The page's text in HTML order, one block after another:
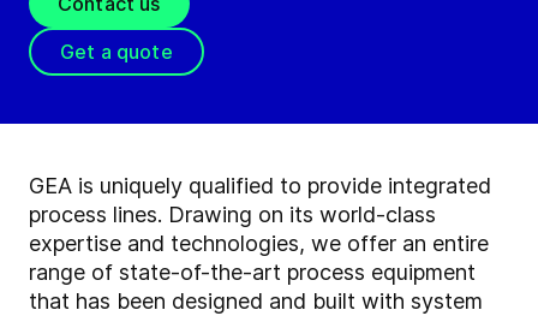
Get a quote
GEA is uniquely qualified to provide integrated
process lines. Drawing on its world-class
expertise and technologies, we offer an entire
range of state-of-the-art process equipment
that has been designed and built with system